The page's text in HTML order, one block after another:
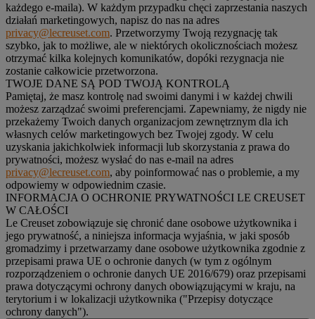
każdego e-maila). W każdym przypadku chęci zaprzestania naszych
działań marketingowych, napisz do nas na adres
privacy@lecreuset.com. Przetworzymy Twoją rezygnację tak
szybko, jak to możliwe, ale w niektórych okolicznościach możesz
otrzymać kilka kolejnych komunikatów, dopóki rezygnacja nie
zostanie całkowicie przetworzona.
TWOJE DANE SĄ POD TWOJĄ KONTROLĄ
Pamiętaj, że masz kontrolę nad swoimi danymi i w każdej chwili
możesz zarządzać swoimi preferencjami. Zapewniamy, że nigdy nie
przekażemy Twoich danych organizacjom zewnętrznym dla ich
własnych celów marketingowych bez Twojej zgody. W celu
uzyskania jakichkolwiek informacji lub skorzystania z prawa do
prywatności, możesz wysłać do nas e-mail na adres
privacy@lecreuset.com, aby poinformować nas o problemie, a my
odpowiemy w odpowiednim czasie.
INFORMACJA O OCHRONIE PRYWATNOŚCI LE CREUSET
W CAŁOŚCI
Le Creuset zobowiązuje się chronić dane osobowe użytkownika i
jego prywatność, a niniejsza informacja wyjaśnia, w jaki sposób
gromadzimy i przetwarzamy dane osobowe użytkownika zgodnie z
przepisami prawa UE o ochronie danych (w tym z ogólnym
rozporządzeniem o ochronie danych UE 2016/679) oraz przepisami
prawa dotyczącymi ochrony danych obowiązującymi w kraju, na
terytorium i w lokalizacji użytkownika ("Przepisy dotyczące
ochrony danych").